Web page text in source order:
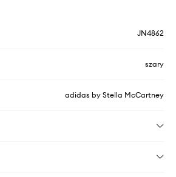
JN4862
szary
adidas by Stella McCartney